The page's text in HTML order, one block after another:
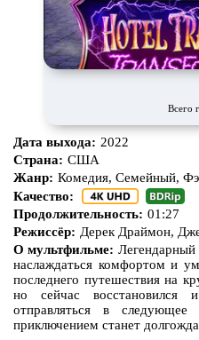
Про богов
Про вампиров
Про викингов
Про деревню
Про драконов
Про зомби
Про корабли и подводные
лодки
Про любовь
Про мафию
Про пиратов
Всего
Дата выхода: 2022
Страна: США
Жанр: Комедия, Семейный,
Качество:
Продолжительность: 01:27
Режиссёр: Дерек Драймон,
О мультфильме:
наслаждаться комфортом и
последнего путешествия на
но сейчас
отправляться в
приключением станет